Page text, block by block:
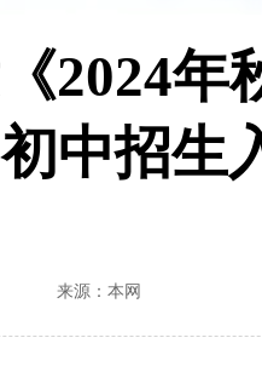
2024年
初中招生
来源：本网